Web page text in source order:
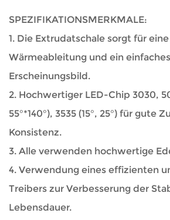
SPEZIFIKATIONSMERKMALE:
1. Die Extrudatschale sorgt für
Wärmeableitung und ein
Erscheinungsbild.
2. Hochwertiger LED-Chip 3030,
55°*140°), 3535 (15°, 25°) für gute
Konsistenz.
3. Alle verwenden hochwertige
4. Verwendung eines effizienten
Treibers zur Verbesserung der
Lebensdauer.